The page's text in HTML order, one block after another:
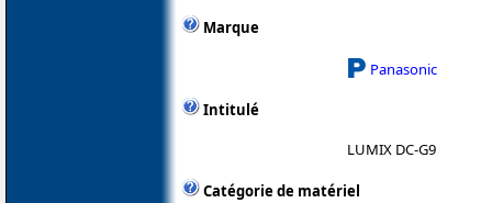
Marque
Panasonic
Intitulé
LUMIX DC-G9
Catégorie de matériel